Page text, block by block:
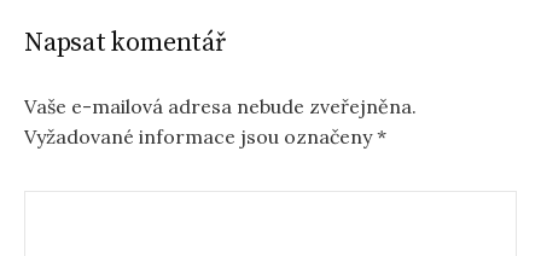
Napsat komentář
Vaše e-mailová adresa nebude zveřejněna.
Vyžadované informace jsou označeny*